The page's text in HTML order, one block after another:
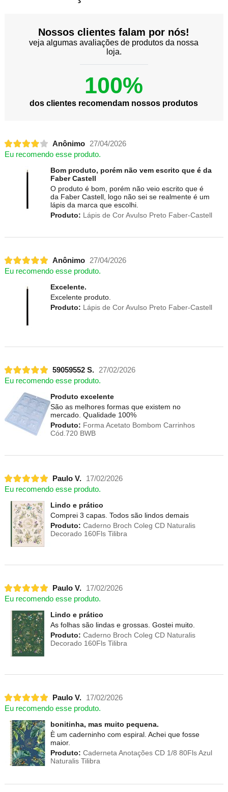
Nossos clientes falam por nós!
veja algumas avaliações de produtos da nossa
loja.
100%
dos clientes recomendam nossos produtos
Anônimo
27/04/2026
Eu recomendo esse produto.
Bom produto, porém não vem escrito que é da
Faber Castell
O produto é bom, porém não veio escrito que é
da Faber Castell, logo não sei se realmente é um
lápis da marca que escolhi.
Produto: Lápis de Cor Avulso Preto Faber-Castell
Anônimo
27/04/2026
Eu recomendo esse produto.
Excelente.
Excelente produto.
Produto: Lápis de Cor Avulso Preto Faber-Castell
59059552 S.
27/02/2026
Eu recomendo esse produto.
Produto excelente
São as melhores formas que existem no
mercado. Qualidade 100%
Produto: Forma Acetato Bombom Carrinhos
Cód.720 BWB
Paulo V.
17/02/2026
Eu recomendo esse produto.
Lindo e prático
Comprei 3 capas. Todos são lindos demais
Produto: Caderno Broch Coleg CD Naturalis
Decorado 160Fls Tilibra
Paulo V.
17/02/2026
Eu recomendo esse produto.
Lindo e prático
As folhas são lindas e grossas. Gostei muito.
Produto: Caderno Broch Coleg CD Naturalis
Decorado 160Fls Tilibra
Paulo V.
17/02/2026
Eu recomendo esse produto.
bonitinha, mas muito pequena.
È um caderninho com espiral. Achei que fosse
maior.
Produto: Caderneta Anotações CD 1/8 80Fls Azul
Naturalis Tilibra